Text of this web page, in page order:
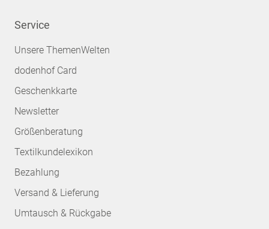
Service
Unsere ThemenWelten
dodenhof Card
Geschenkkarte
Newsletter
Größenberatung
Textilkundelexikon
Bezahlung
Versand & Lieferung
Umtausch & Rückgabe